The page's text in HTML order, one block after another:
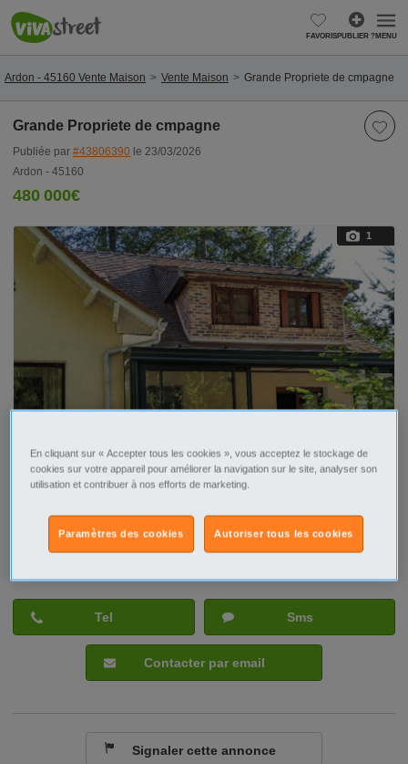
FAVORISPUBLIER ?MENU
Ardon - 45160 Vente Maison Vente Maison Grande Propriete de cmpagne
Grande Propriete de cmpagne
Publiée par #43806390 le 23/03/2026
Ardon - 45160
480 000€
1
Tel Sms
Contacter par email
Signaler cette annonce
En cliquant sur « Accepter tous les cookies », vous acceptez le stockage de
cookies sur votre appareil pour améliorer la navigation sur le site, analyser son
utilisation et contribuer à nos efforts de marketing.
Autoriser tous les cookies
Paramètres des cookies